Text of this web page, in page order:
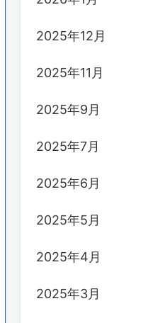
2025年12月
2025年11月
2025年9月
2025年7月
2025年6月
2025年5月
2025年4月
2025年3月